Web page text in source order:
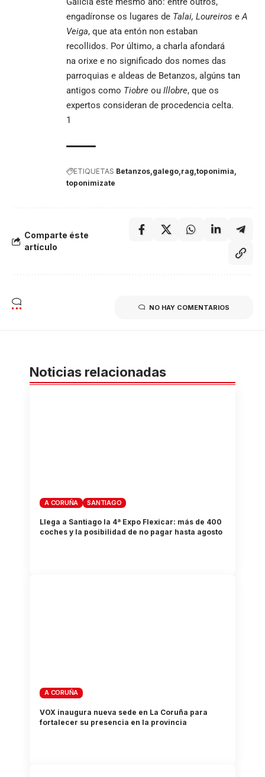
engadíronse os lugares de Talai, Loureiros e A
Veiga, que ata entón non estaban
recollidos. Por último, a charla afondará
na orixe e no significado dos nomes das
parroquias e aldeas de Betanzos, algúns tan
antigos como Tiobre ou Illobre, que os
expertos consideran de procedencia celta.
1
ETIQUETAS Betanzos galego rag toponimia
toponimizate
Comparte éste
artículo
NO HAY COMENTARIOS
Noticias relacionadas
A CORUÑA SANTIAGO
Llega a Santiago la 4ª Expo Flexicar: más de 400
coches y la posibilidad de no pagar hasta agosto
A CORUÑA
VOX inaugura nueva sede en La Coruña para
fortalecer su presencia en la provincia